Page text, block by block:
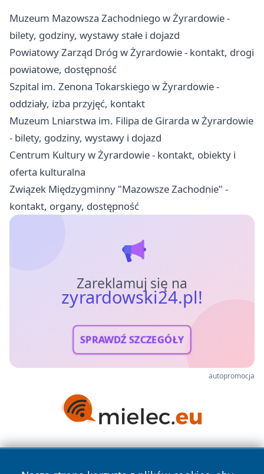
Muzeum Mazowsza Zachodniego w Żyrardowie -
bilety, godziny, wystawy stałe i dojazd
Powiatowy Zarząd Dróg w Żyrardowie - kontakt, drogi
powiatowe, dostępność
Szpital im. Zenona Tokarskiego w Żyrardowie -
oddziały, izba przyjęć, kontakt
Muzeum Lniarstwa im. Filipa de Girarda w Żyrardowie
- bilety, godziny, wystawy i dojazd
Centrum Kultury w Żyrardowie - kontakt, obiekty i
oferta kulturalna
Związek Międzygminny "Mazowsze Zachodnie" -
kontakt, organy, dostępność
Zareklamuj się na
zyrardowski24.pl!
SPRAWDŹ SZCZEGÓŁY
autopromocja